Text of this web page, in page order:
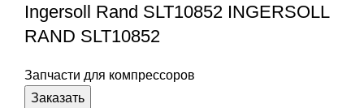
Ingersoll Rand SLT10852 INGERSOLL
RAND SLT10852
Запчасти для компрессоров
Заказать